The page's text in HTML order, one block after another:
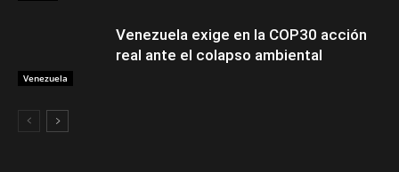
Venezuela
Venezuela exige en la COP30 acción
real ante el colapso ambiental